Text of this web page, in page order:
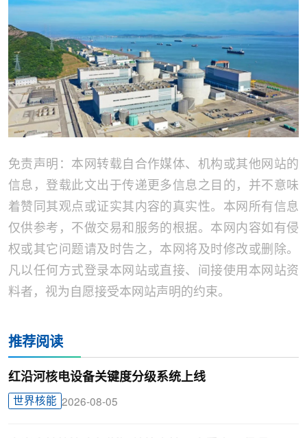
免责声明：本网转载自合作媒体、机构或其他网站的
信息，登载此文出于传递更多信息之目的，并不意味
着赞同其观点或证实其内容的真实性。本网所有信息
仅供参考，不做交易和服务的根据。本网内容如有侵
权或其它问题请及时告之，本网将及时修改或删除。
凡以任何方式登录本网站或直接、间接使用本网站资
料者，视为自愿接受本网站声明的约束。
推荐阅读
红沿河核电设备关键度分级系统上线
世界核能 2026-08-05